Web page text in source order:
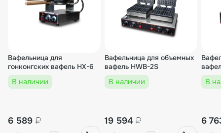
Вафельница для
гонконгских вафель HX-6
В наличии
6 589 ₽
Вафельница для объемных
вафель HWB-2S
В наличии
19 594 ₽
В
6